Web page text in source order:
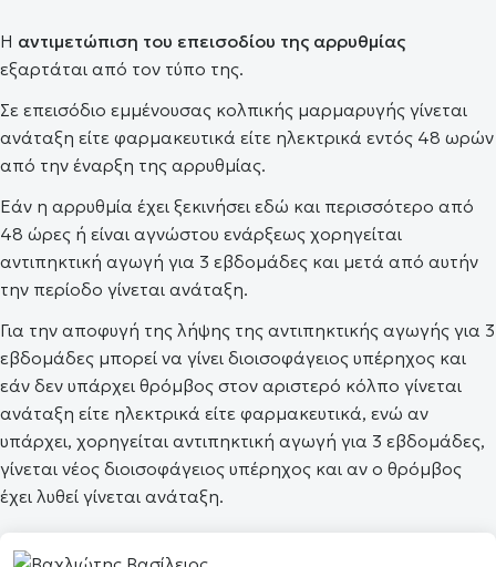
Η αντιμετώπιση του επεισοδίου της αρρυθμίας
εξαρτάται από τον τύπο της.
Σε επεισόδιο εμμένουσας κολπικής μαρμαρυγής γίνεται
ανάταξη είτε φαρμακευτικά είτε ηλεκτρικά εντός 48 ωρών
από την έναρξη της αρρυθμίας.
Εάν η αρρυθμία έχει ξεκινήσει εδώ και περισσότερο από
48 ώρες ή είναι αγνώστου ενάρξεως χορηγείται
αντιπηκτική αγωγή για 3 εβδομάδες και μετά από αυτήν
την περίοδο γίνεται ανάταξη.
Για την αποφυγή της λήψης της αντιπηκτικής αγωγής για 3
εβδομάδες μπορεί να γίνει διοισοφάγειος υπέρηχος και
εάν δεν υπάρχει θρόμβος στον αριστερό κόλπο γίνεται
ανάταξη είτε ηλεκτρικά είτε φαρμακευτικά, ενώ αν
υπάρχει, χορηγείται αντιπηκτική αγωγή για 3 εβδομάδες,
γίνεται νέος διοισοφάγειος υπέρηχος και αν ο θρόμβος
έχει λυθεί γίνεται ανάταξη.